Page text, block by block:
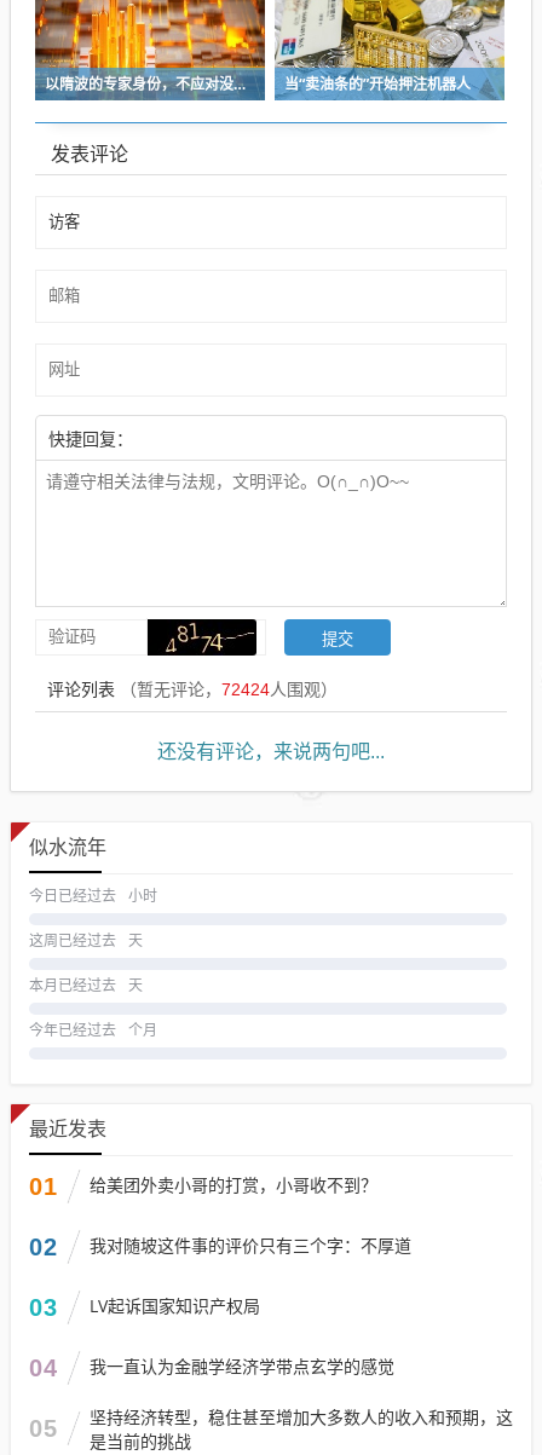
以隋波的专家身份，不应对没统一标准的口味指手画脚，依仗专家身份欺负一线厨师 当“卖油条的”开始押注机器人
发表评论
快捷回复：
评论列表 （暂无评论， 72424人围观）
还没有评论，来说两句吧...
似水流年
今日已经过去 小时
这周已经过去 天
本月已经过去 天
今年已经过去 个月
最近发表
01 给美团外卖小哥的打赏，小哥收不到？
02 我对随坡这件事的评价只有三个字：不厚道
03 LV起诉国家知识产权局
04 我一直认为金融学经济学带点玄学的感觉
05
坚持经济转型，稳住甚至增加大多数人的收入和预期，这
是当前的挑战